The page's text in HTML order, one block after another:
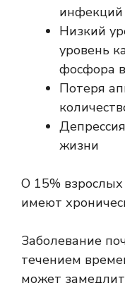
инфекций
Низкий
уровень
фосфора
Потеря
жизни
О 15% взрослых
имеют
Заболевание
течением
может